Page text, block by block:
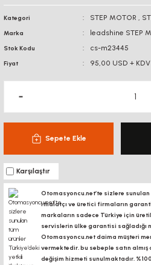
Kategori STEP MOTOR ,
Marka leadshine STEP
Stok Kodu cs-m23445
Fiyat 95,00 USD + KDV
Sepete Ekle
Karşılaştır
Otomasyoncu.net’te sizlere
ithalatçı ve üretici firmaların
markaların sadece Türkiye için
servislerin ülke garantisi sağladığı
Otomasyoncu.net daima müşteri
vermektedir. bu sebeple satın
değişim hizmeti sunulmaktadır.